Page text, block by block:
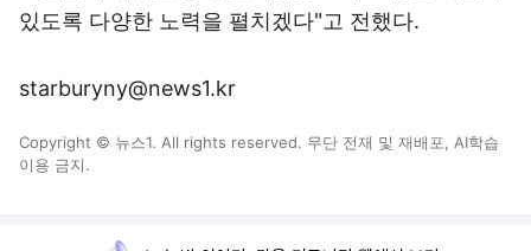
있도록 다양한 노력을 펼치겠다"고 전했다.
starburyny@news1.kr
Copyright © 뉴스1. All rights reserved. 무단 전재 및 재배포, AI학습
이용 금지.